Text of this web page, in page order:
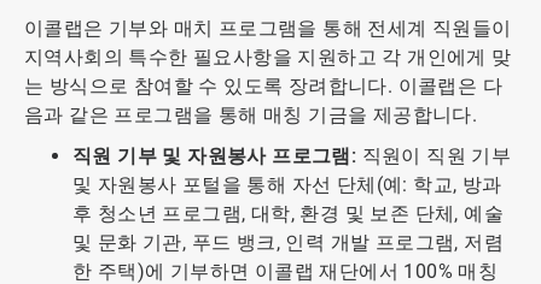
이콜랩은 기부와 매치 프로그램을 통해 전세계 직원들이
지역사회의 특수한 필요사항을 지원하고 각 개인에게 맞
는 방식으로 참여할 수 있도록 장려합니다. 이콜랩은 다
음과 같은 프로그램을 통해 매칭 기금을 제공합니다.
직원 기부 및 자원봉사 프로그램: 직원이 직원 기부
및 자원봉사 포털을 통해 자선 단체(예: 학교, 방과
후 청소년 프로그램, 대학, 환경 및 보존 단체, 예술
및 문화 기관, 푸드 뱅크, 인력 개발 프로그램, 저렴
한 주택)에 기부하면 이콜랩 재단에서 100% 매칭